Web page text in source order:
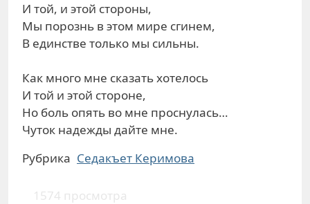
И той, и этой стороны,
Мы порознь в этом мире сгинем,
В единстве только мы сильны.
Как много мне сказать хотелось
И той и этой стороне,
Но боль опять во мне проснулась…
Чуток надежды дайте мне.
Рубрика Седакъет Керимова
1574 просмотра